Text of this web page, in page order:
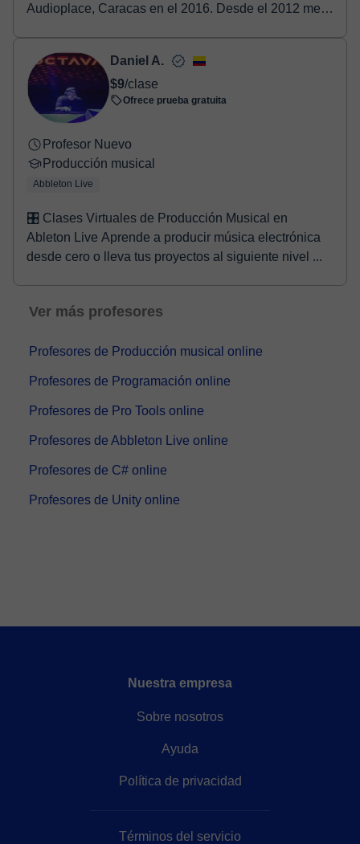
Audioplace, Caracas en el 2016. Desde el 2012 me
Daniel A.
$9/clase
Ofrece prueba gratuita
Profesor Nuevo
Producción musical
Abbleton Live
🎛️ Clases Virtuales de Producción Musical en
Ableton Live Aprende a producir música electrónica
desde cero o lleva tus proyectos al siguiente nivel ...
Ver más profesores
Profesores de Producción musical online
Profesores de Programación online
Profesores de Pro Tools online
Profesores de Abbleton Live online
Profesores de C# online
Profesores de Unity online
Nuestra empresa
Sobre nosotros
Ayuda
Política de privacidad
Términos del servicio